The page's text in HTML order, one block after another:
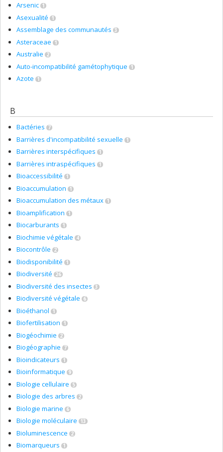
Arsenic 1
Asexualité 1
Assemblage des communautés 3
Asteraceae 1
Australie 2
Auto-incompatibilité gamétophytique 1
Azote 1
B
Bactéries 7
Barrières d'incompatibilité sexuelle 1
Barrières interspécifiques 1
Barrières intraspécifiques 1
Bioaccessibilité 1
Bioaccumulation 1
Bioaccumulation des métaux 1
Bioamplification 1
Biocarburants 1
Biochimie végétale 4
Biocontrôle 2
Biodisponibilité 1
Biodiversité 26
Biodiversité des insectes 3
Biodiversité végétale 6
Bioéthanol 1
Biofertilisation 1
Biogéochimie 2
Biogéographie 7
Bioindicateurs 1
Bioinformatique 9
Biologie cellulaire 5
Biologie des arbres 2
Biologie marine 6
Biologie moléculaire 13
Bioluminescence 2
Biomarqueurs 1